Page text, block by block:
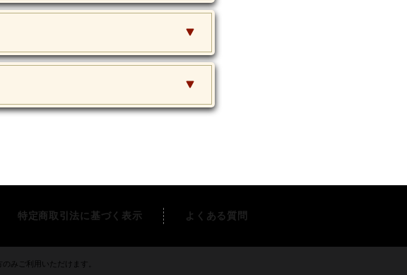
特定商取引法に基づく表示 よくある質問
みご利用いただけます。